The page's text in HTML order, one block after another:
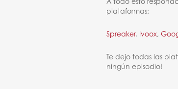
A todo esto
plataformas:
Spreaker, Ivoox,
Te dejo todas las
ningún episodio!